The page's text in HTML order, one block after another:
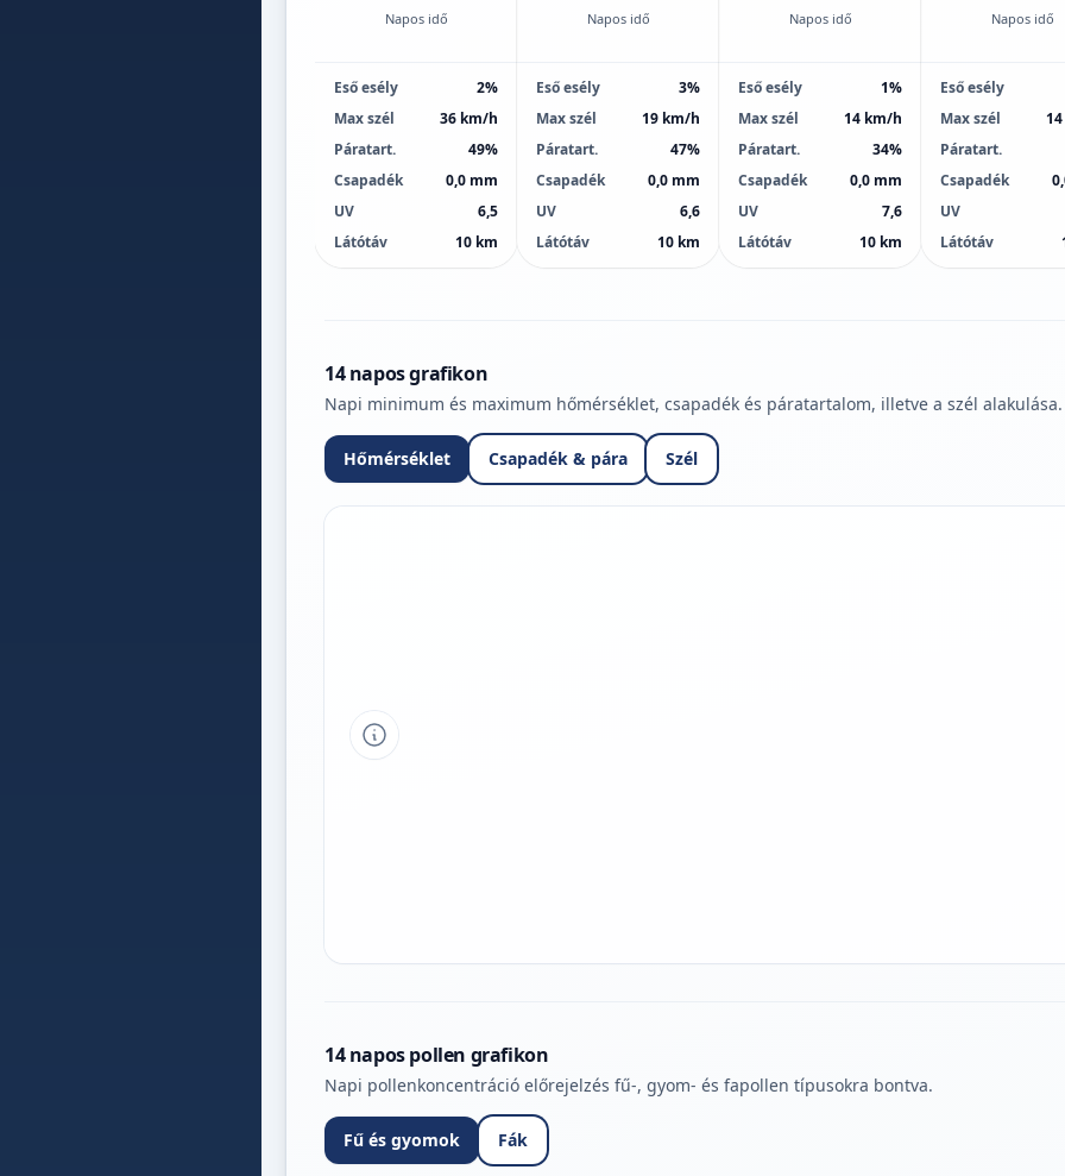
Napos idő
Eső esély
2%
Max szél
36 km/h
Páratart.
49%
Csapadék
0,0 mm
UV
6,5
Látótáv
10 km
Napos idő
Eső esély
3%
Max szél
19 km/h
Páratart.
47%
Csapadék
0,0 mm
UV
6,6
Látótáv
10 km
Napos idő
Eső esély
1%
Max szél
14 km/h
Páratart.
34%
Csapadék
0,0 mm
UV
7,6
Látótáv
10 km
Napos idő
Eső esély
Max szél
Páratart.
Csapadék
UV
Látótáv
14 napos grafikon
Napi minimum és maximum hőmérséklet, csapadék és páratartalom, illetve a szél alakulása.
Hőmérséklet Csapadék & pára Szél
Tipp a grafikon jelmagyarázatához
14 napos pollen grafikon
Napi pollenkoncentráció előrejelzés fű-, gyom- és fapollen típusokra bontva.
Fű és gyomok Fák